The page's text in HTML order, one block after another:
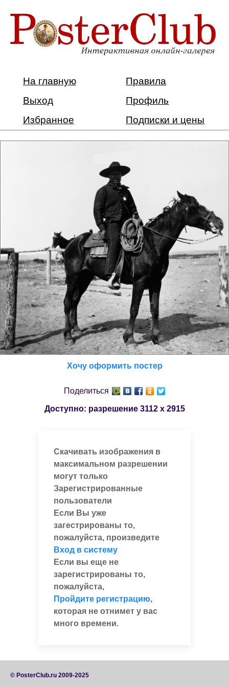
На главную
Правила
Выход
Профиль
Избранное
Подписки и цены
Хочу оформить постер
Поделиться
Доступно: разрешение 3112 x 2915
Скачивать изображения в
максимальном разрешении
могут только
Зарегистрированные
пользователи
Если Вы уже
загестрированы то,
пожалуйста, произведите
Вход в систему
Если вы еще не
зарегистрированы то,
пожалуйста,
Пройдите регистрацию,
которая не отнимет у вас
много времени.
© PosterClub.ru 2009-2025